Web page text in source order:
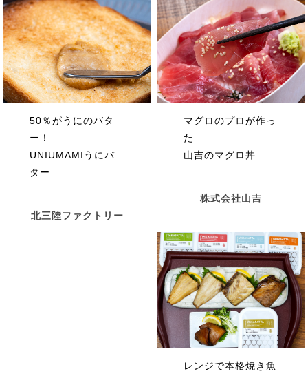
50％がうにのバタ
ー！
UNIUMAMIうにバ
ター
北三陸ファクトリー
マグロのプロが作っ
た
山吉のマグロ丼
株式会社山吉
レンジで本格焼き魚